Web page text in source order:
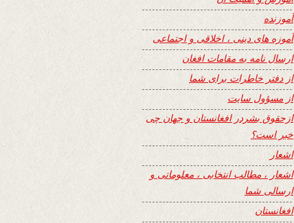
آموزنده
آموزه های دینی ، اخلاقی و اجتماعی
ارسال نامه به مقامات افغان
از دفتر خاطرات برای شما
از مسؤول سایت
ازحقوق بشردر افغانستان و جهان چی
خبر است؟
اشعار
اشعار ، مطالب انتخابی ، معلوماتی و
ارسالی شما
افغانستان